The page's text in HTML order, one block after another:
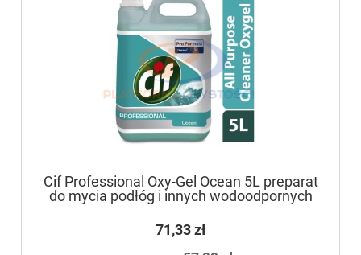
Cif Professional Oxy-Gel Ocean 5L preparat
do mycia podłóg i innych wodoodpornych
powierzchni zmywalnych
71,33 zł